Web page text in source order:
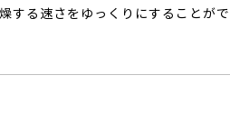
する速さをゆっくりにすることがで